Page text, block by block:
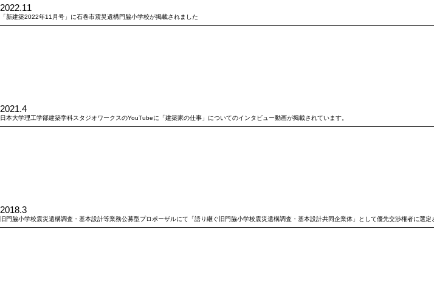
2022.11
「新建築2022年11月号」に石巻市震災遺構門脇小学校が掲載されました
2021.4
日本大学理工学部建築学科スタジオワークスのYouTubeに「建築家の仕事」についてのインタビュー動画が掲載されています。
2018.3
旧門脇小学校震災遺構調査・基本設計等業務公募型プロポーザルにて「語り継ぐ旧門脇小学校震災遺構調査・基本設計共同企業体」として優先交渉権者に選定